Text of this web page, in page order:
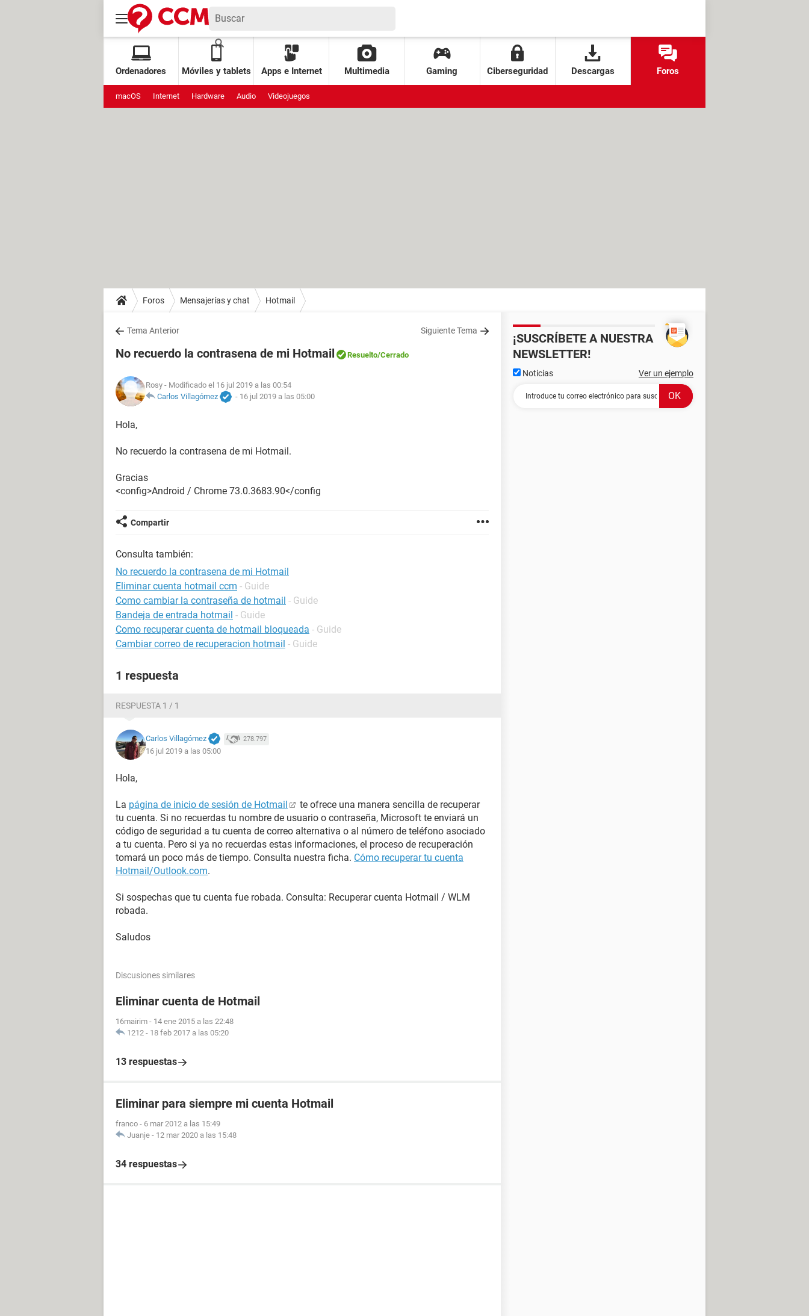
Ordenadores Móviles y tablets Apps e Internet Multimedia Gaming Ciberseguridad Descargas Foros
macOS Internet Hardware Audio Videojuegos
Foros Mensajerías y chat Hotmail
Tema Anterior Siguiente Tema
No recuerdo la contrasena de mi Hotmail Resuelto/Cerrado
Rosy - Modificado el 16 jul 2019 a las 00:54
Carlos Villagómez
- 16 jul 2019 a las 05:00
Hola,
No recuerdo la contrasena de mi Hotmail.
Gracias
<config>Android / Chrome 73.0.3683.90</config
Compartir
Consulta también:
No recuerdo la contrasena de mi Hotmail
Eliminar cuenta hotmail ccm - Guide
Como cambiar la contraseña de hotmail - Guide
Bandeja de entrada hotmail - Guide
Como recuperar cuenta de hotmail bloqueada - Guide
Cambiar correo de recuperacion hotmail - Guide
1 respuesta
RESPUESTA 1 / 1
Carlos Villagómez 278.797
16 jul 2019 a las 05:00
Hola,
La página de inicio de sesión de Hotmail
te ofrece una manera sencilla de recuperar
tu cuenta. Si no recuerdas tu nombre de usuario o contraseña, Microsoft te enviará un
código de seguridad a tu cuenta de correo alternativa o al número de teléfono asociado
a tu cuenta. Pero si ya no recuerdas estas informaciones, el proceso de recuperación
tomará un poco más de tiempo. Consulta nuestra ficha. Cómo recuperar tu cuenta
Hotmail/Outlook.com.
Si sospechas que tu cuenta fue robada. Consulta: Recuperar cuenta Hotmail / WLM
robada.
Saludos
Discusiones similares
Eliminar cuenta de Hotmail
16mairim - 14 ene 2015 a las 22:48
1212 - 18 feb 2017 a las 05:20
13 respuestas
Eliminar para siempre mi cuenta Hotmail
franco - 6 mar 2012 a las 15:49
Juanje - 12 mar 2020 a las 15:48
34 respuestas
¡SUSCRÍBETE A NUESTRA
NEWSLETTER!
Noticias Ver un ejemplo